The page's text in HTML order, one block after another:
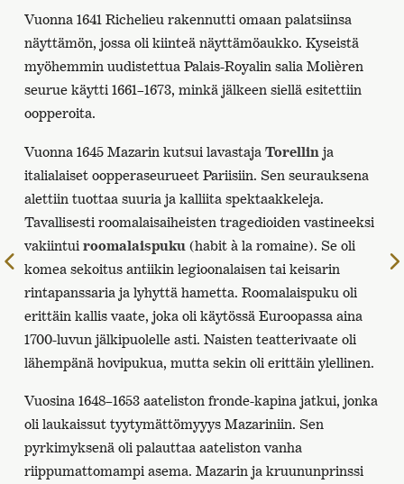
Vuonna 1641 Richelieu rakennutti omaan palatsiinsa
näyttämön, jossa oli kiinteä näyttämöaukko. Kyseistä
myöhemmin uudistettua Palais-Royalin salia Molièren
seurue käytti 1661–1673, minkä jälkeen siellä esitettiin
oopperoita.
Vuonna 1645 Mazarin kutsui lavastaja Torellin ja
italialaiset oopperaseurueet Pariisiin. Sen seurauksena
alettiin tuottaa suuria ja kalliita spektaakkeleja.
Tavallisesti roomalaisaiheisten tragedioiden vastineeksi
vakiintui roomalaispuku (habit à la romaine). Se oli
komea sekoitus antiikin legioonalaisen tai keisarin
rintapanssaria ja lyhyttä hametta. Roomalaispuku oli
erittäin kallis vaate, joka oli käytössä Euroopassa aina
1700-luvun jälkipuolelle asti. Naisten teatterivaate oli
lähempänä hovipukua, mutta sekin oli erittäin ylellinen.
Vuosina 1648–1653 aateliston fronde-kapina jatkui, jonka
oli laukaissut tyytymättömyyys Mazariniin. Sen
pyrkimyksenä oli palauttaa aateliston vanha
riippumattomampi asema. Mazarin ja kruununprinssi
Edelliselle
sivulle